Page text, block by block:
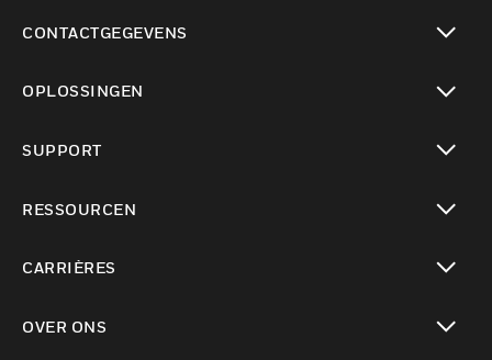
CONTACTGEGEVENS
OPLOSSINGEN
SUPPORT
RESSOURCEN
CARRIÈRES
OVER ONS